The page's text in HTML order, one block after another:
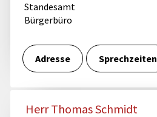
Standesamt
Bürgerbüro
Adresse Sprechzeiten
Herr Thomas Schmidt